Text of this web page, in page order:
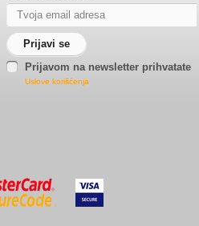
Prijavom na newsletter prihvatate
Uslove korišćenja